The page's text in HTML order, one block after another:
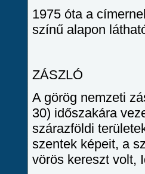
1975 óta a
színű alapon
ZÁSZLÓ
A görög nemzeti
30) időszakára
szárazföldi
szentek képeit, a
vörös kereszt volt,